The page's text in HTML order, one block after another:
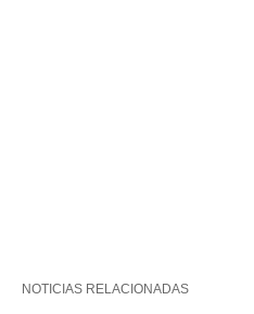
NOTICIAS RELACIONADAS